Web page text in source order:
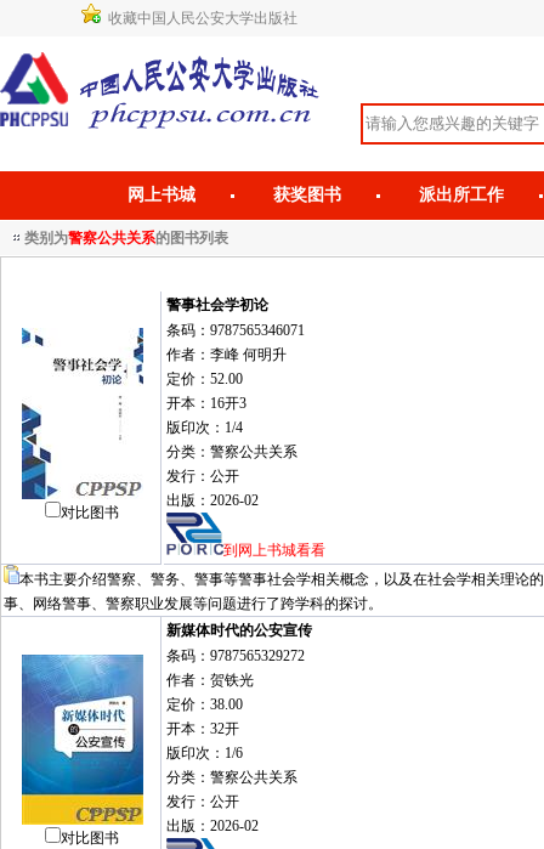
收藏中国人民公安大学出版社
网上书城 获奖图书 派出所工作
类别为警察公共关系的图书列表
对比图书
警事社会学初论
条码：9787565346071
作者：李峰 何明升
定价：52.00
开本：16开3
版印次：1/4
分类：警察公共关系
发行：公开
出版：2026-02
到网上书城看看
本书主要介绍警察、警务、警事等警事社会学相关概念，以及在社会学相关理
事、网络警事、警察职业发展等问题进行了跨学科的探讨。
对比图书
新媒体时代的公安宣传
条码：9787565329272
作者：贺铁光
定价：38.00
开本：32开
版印次：1/6
分类：警察公共关系
发行：公开
出版：2026-02